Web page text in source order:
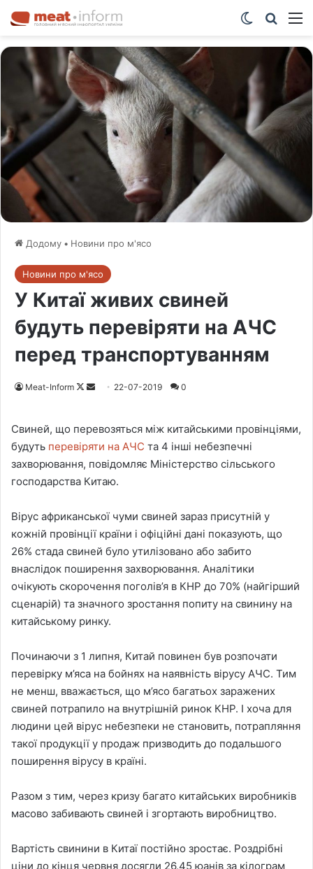
Switch skin
Додому • Новини про м'ясо
Новини про м'ясо
У Китаї живих свиней
будуть перевіряти на АЧС
перед транспортуванням
Meat-Inform
F
l
w
o
X
n
e
a
i
l
22-07-2019 0
Свиней, що перевозяться між китайськими провінціями,
будуть перевіряти на АЧС та 4 інші небезпечні
захворювання, повідомляє Міністерство сільського
господарства Китаю.
Вірус африканської чуми свиней зараз присутній у
кожній провінції країни і офіційні дані показують, що
26% стада свиней було утилізовано або забито
внаслідок поширення захворювання. Аналітики
очікують скорочення поголів’я в КНР до 70% (найгірший
сценарій) та значного зростання попиту на свинину на
китайському ринку.
Починаючи з 1 липня, Китай повинен був розпочати
перевірку м’яса на бойнях на наявність вірусу АЧС. Тим
не менш, вважається, що м’ясо багатьох заражених
свиней потрапило на внутрішній ринок КНР. І хоча для
людини цей вірус небезпеки не становить, потрапляння
такої продукції у продаж призводить до подальшого
поширення вірусу в країні.
Разом з тим, через кризу багато китайських виробників
масово забивають свиней і згортають виробництво.
Вартість свинини в Китаї постійно зростає. Роздрібні
ціни до кінця червня досягли 26,45 юанів за кілограм